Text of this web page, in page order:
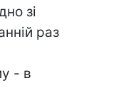
зі
раз
- в